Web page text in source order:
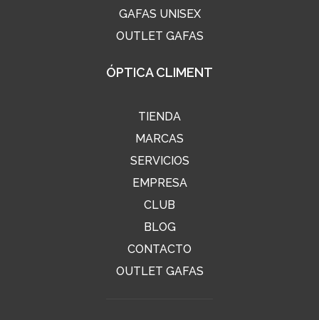
GAFAS UNISEX
OUTLET GAFAS
ÓPTICA CLIMENT
TIENDA
MARCAS
SERVICIOS
EMPRESA
CLUB
BLOG
CONTACTO
OUTLET GAFAS